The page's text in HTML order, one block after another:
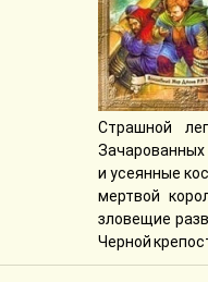
Страшной
и усеянные
мертвой
зловещие
Черной